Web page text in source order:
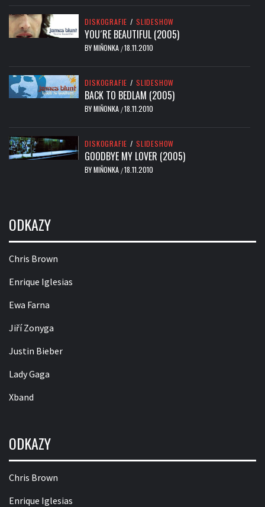
DISKOGRAFIE / SLIDESHOW
YOU´RE BEAUTIFUL (2005)
BYMIŇONKA /18.11.2010
DISKOGRAFIE / SLIDESHOW
BACK TO BEDLAM (2005)
BYMIŇONKA /18.11.2010
DISKOGRAFIE / SLIDESHOW
GOODBYE MY LOVER (2005)
BYMIŇONKA /18.11.2010
ODKAZY
Chris Brown
Enrique Iglesias
Ewa Farna
Jiří Zonyga
Justin Bieber
Lady Gaga
Xband
ODKAZY
Chris Brown
Enrique Iglesias